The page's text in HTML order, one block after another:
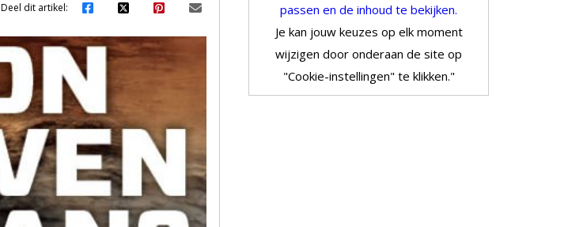
Deel dit artikel:
passen en de inhoud te bekijken.
Je kan jouw keuzes op elk moment
wijzigen door onderaan de site op
"Cookie-instellingen" te klikken."